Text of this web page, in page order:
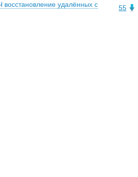
55
восстановление удалённых с